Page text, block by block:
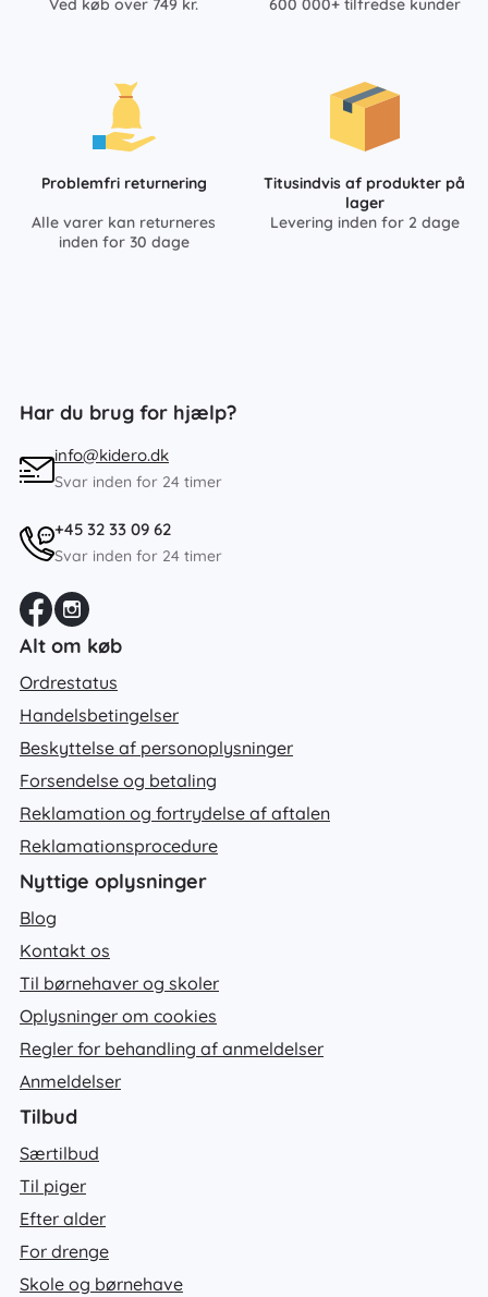
Ved køb over 749 kr.
600 000+ tilfredse kunder
Problemfri returnering
Alle varer kan returneres
inden for 30 dage
Titusindvis af produkter på
lager
Levering inden for 2 dage
Har du brug for hjælp?
info@kidero.dk
Svar inden for 24 timer
+45 32 33 09 62
Svar inden for 24 timer
Alt om køb
Ordrestatus
Handelsbetingelser
Beskyttelse af personoplysninger
Forsendelse og betaling
Reklamation og fortrydelse af aftalen
Reklamationsprocedure
Nyttige oplysninger
Blog
Kontakt os
Til børnehaver og skoler
Oplysninger om cookies
Regler for behandling af anmeldelser
Anmeldelser
Tilbud
Særtilbud
Til piger
Efter alder
For drenge
Skole og børnehave